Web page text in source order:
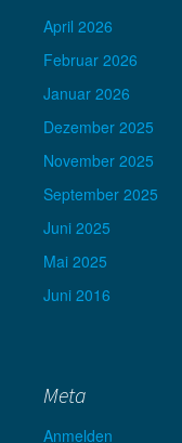
April 2026
Februar 2026
Januar 2026
Dezember 2025
November 2025
September 2025
Juni 2025
Mai 2025
Juni 2016
Meta
Anmelden